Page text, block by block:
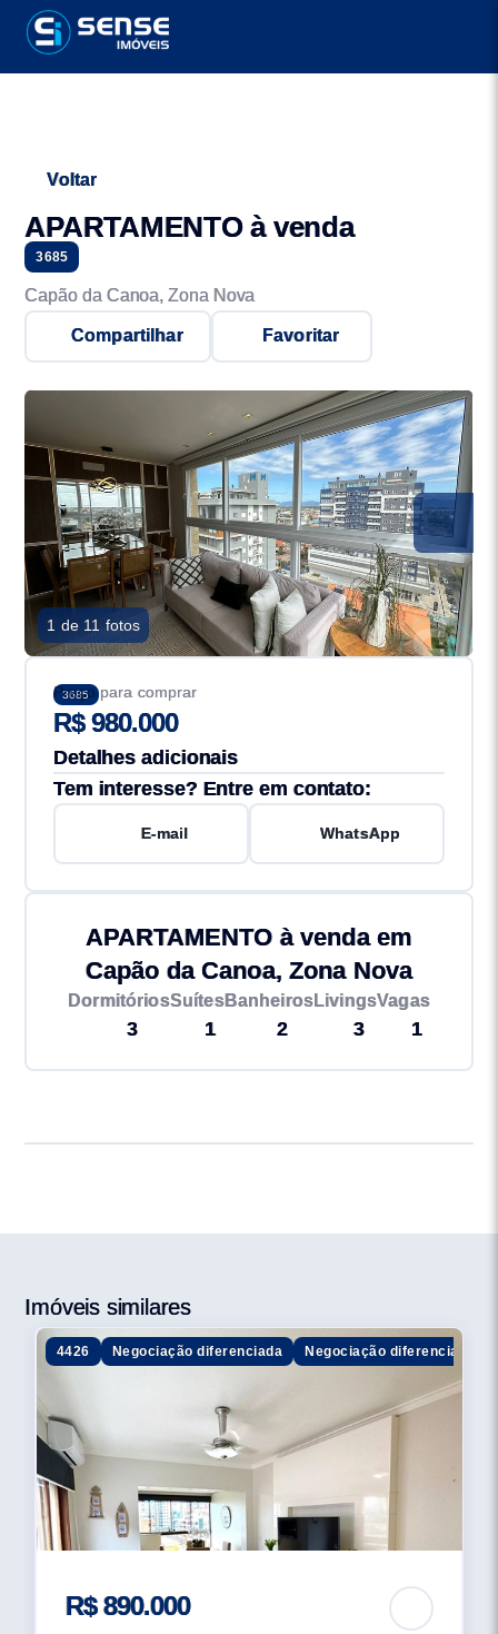
Voltar
APARTAMENTO à venda
3685
Capão da Canoa, Zona Nova
Compartilhar Favoritar
1 de 11 fotos
3685
Preço para comprar
R$ 980.000
Detalhes adicionais
Tem interesse? Entre em contato:
E-mail WhatsApp
APARTAMENTO à venda em
Capão da Canoa, Zona Nova
Dormitórios
3
Suítes
1
Banheiros
2
Livings
3
Vagas
1
Imóveis similares
4426 Negociação diferenciada Negociação diferenciada
R$ 890.000